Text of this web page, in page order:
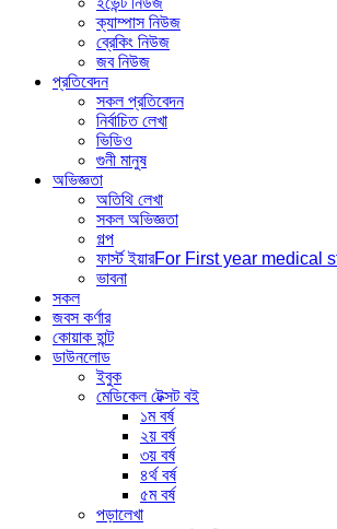
ক্যাম্পাস নিউজ
ব্রেকিং নিউজ
জব নিউজ
প্রতিবেদন
সকল প্রতিবেদন
নির্বাচিত লেখা
ভিডিও
গুনী মানুষ
অভিজ্ঞতা
অতিথি লেখা
সকল অভিজ্ঞতা
গল্প
ফার্স্ট ইয়ারFor First year medical
ভাবনা
সকল
জবস কর্ণার
কোয়াক হান্ট
ডাউনলোড
ইবুক
মেডিকেল টেক্সট বই
১ম বর্ষ
২য় বর্ষ
৩য় বর্ষ
৪র্থ বর্ষ
৫ম বর্ষ
পড়ালেখা